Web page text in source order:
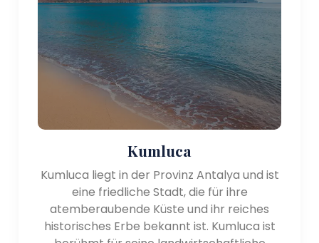
die für ihre natürliche Schönheit und entspannte
Atmosphäre bekannt sind. Besucher können die
antiken Ruinen von Olympos erkunden, auf dem
Lykischen Weg wandern und die unberührten
Strände und das kristallklare Wasser von Cirali
Historische und kulturelle Bedeutung:
Die Region Antalya ist reich an Geschichte und
verfügt über ein reiches kulturelles Erbe. Zu den
bemerkenswerten historischen und kulturellen
Stätten der Region gehören:
- Aspendos: Aspendos ist berühmt für sein
Kumluca
Kumluca liegt in der Provinz Antalya und ist
eine friedliche Stadt, die für ihre
atemberaubende Küste und ihr reiches
historisches Erbe bekannt ist. Kumluca ist